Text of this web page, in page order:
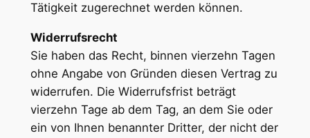
Tätigkeit zugerechnet werden können.
Widerrufsrecht
Sie haben das Recht, binnen vierzehn Tagen
ohne Angabe von Gründen diesen Vertrag zu
widerrufen. Die Widerrufsfrist beträgt
vierzehn Tage ab dem Tag, an dem Sie oder
ein von Ihnen benannter Dritter, der nicht der